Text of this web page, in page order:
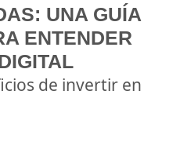
UNA GUÍA
ENTENDER
de invertir en